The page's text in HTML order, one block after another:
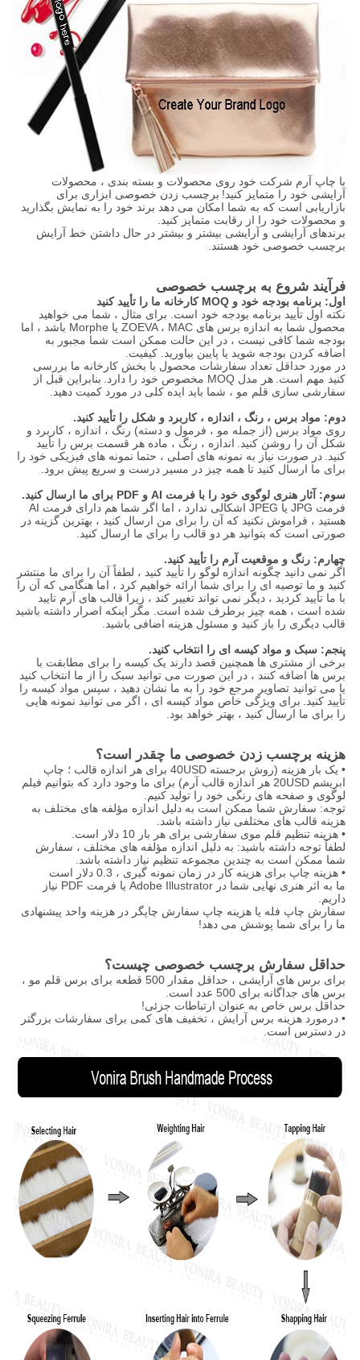
با چاپ آرم شرکت خود روی محصولات و بسته بندی ، محصولات
آرایشی خود را متمایز کنید! برچسب زدن خصوصی ابزاری برای
بازاریابی است که به شما امکان می دهد برند خود را به نمایش بگذارید
و محصولات خود را از رقابت متمایز کنید.
برندهای آرایشی و آرایشی بیشتر و بیشتر در حال داشتن خط آرایش
برچسب خصوصی خود هستند.
فرآیند شروع به برچسب خصوصی
اول: برنامه بودجه خود و MOQ کارخانه ما را تأیید کنید
نکته اول تأیید برنامه بودجه خود است. برای مثال ، شما می خواهید
محصول شما به اندازه برس های ZOEVA ، MAC یا Morphe باشد ، اما
بودجه شما کافی نیست ، در این حالت ممکن است شما مجبور به
اضافه کردن بودجه شوید یا پایین بیاورید. کیفیت.
در مورد حداقل تعداد سفارشات محصول با بخش کارخانه ما بررسی
کنید مهم است. هر مدل MOQ مخصوص خود را دارد.
بنابراین قبل از
سفارشی سازی قلم مو ، شما باید ایده کلی در مورد کمیت دهید.
دوم: مواد برس ، رنگ ، اندازه ، کاربرد و شکل را تأیید کنید.
روی مواد برس (از جمله مو ، فرمول و دسته) رنگ ، اندازه ، کاربرد و
شکل آن را روشن کنید. اندازه ، رنگ ، ماده هر قسمت برس را تأیید
کنید. در صورت نیاز به نمونه های اصلی ، حتما نمونه های فیزیکی خود را
برای ما ارسال کنید تا همه چیز در مسیر درست و سریع پیش برود.
سوم: آثار هنری لوگوی خود را با فرمت AI و PDF برای ما ارسال کنید.
فرمت JPG یا JPEG اشکالی ندارد ، اما اگر شما هم دارای فرمت AI
هستید ، فراموش نکنید که آن را برای من ارسال کنید ، بهترین گزینه در
صورتی است که بتوانید هر دو قالب را برای ما ارسال کنید.
چهارم: رنگ و موقعیت آرم را تأیید کنید.
اگر نمی دانید چگونه اندازه لوگو را تأیید کنید ، لطفاً آن را برای ما منتشر
کنید و ما توصیه ای را برای شما ارائه خواهیم کرد ، اما هنگامی که آن را
با ما تأیید کردید ، دیگر نمی تواند تغییر کند ، زیرا قالب های آرم تایید
شده است ، همه چیز برطرف شده است. مگر اینکه اصرار داشته باشید
قالب دیگری را باز کنید و مسئول هزینه اضافی باشید.
پنجم: سبک و مواد کیسه ای را انتخاب کنید.
برخی از مشتری ها همچنین قصد دارند یک کیسه را برای مطابقت با
برس ها اضافه کنند ، در این صورت می توانید سبک را از ما انتخاب کنید
یا می توانید تصاویر مرجع خود را به ما نشان دهید ، سپس مواد کیسه را
تأیید کنید. برای ویژگی خاص مواد کیسه ای ، اگر می توانید نمونه هایی
را برای ما ارسال کنید ، بهتر خواهد بود.
هزینه برچسب زدن خصوصی ما چقدر است؟
• یک بار هزینه (روش برجسته 40USD برای هر اندازه قالب ؛ چاپ
ابریشم 20USD هر اندازه قالب آرم) برای ما وجود دارد که بتوانیم فیلم
لوگوی و صفحه های رنگی خود را تولید کنیم.
توجه: سفارش شما ممکن است به دلیل اندازه مؤلفه های مختلف به
هزینه قالب های مختلفی نیاز داشته باشد.
• هزینه تنظیم قلم موی سفارشی برای هر بار 10 دلار است.
لطفاً توجه داشته باشید: به دلیل اندازه مؤلفه های مختلف ، سفارش
شما ممکن است به چندین مجموعه تنظیم نیاز داشته باشد.
• هزینه چاپ برای هزینه کار در زمان نمونه گیری ، 0.3 دلار است
ما به اثر هنری نهایی شما در Adobe Illustrator یا فرمت PDF نیاز
داریم.
سفارش چاپ فله یا هزینه چاپ سفارش چاپگر در هزینه واحد پیشنهادی
ما را برای شما پوشش می دهد!
حداقل سفارش برچسب خصوصی چیست؟
برای برس های آرایشی ، حداقل مقدار 500 قطعه برای برس قلم مو ،
برس های جداگانه برای 500 عدد است.
حداقل برس خاص به عنوان ارتباطات جزئی!
• درمورد هزینه برس آرایش ، تخفیف های کمی برای سفارشات بزرگتر
در دسترس است.